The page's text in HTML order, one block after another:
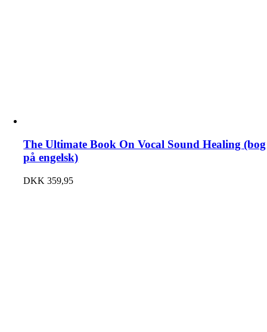
The Ultimate Book On Vocal Sound Healing (bog
på engelsk)
DKK 359,95